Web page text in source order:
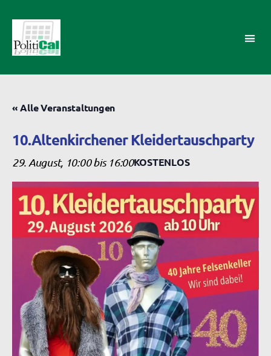
AK
« Alle Veranstaltungen
10.Altenkirchener Kleidertauschparty
29. August, 10:00bis 16:00KOSTENLOS